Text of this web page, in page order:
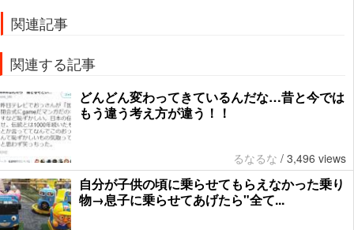
関連記事
関連する記事
どんどん変わってきているんだな…昔と今では
もう違う考え方が違う！！
るなるな / 3,496 views
自分が子供の頃に乗らせてもらえなかった乗り
物→息子に乗らせてあげたら"全て...